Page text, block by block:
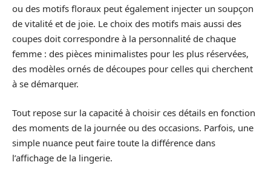
ou des motifs floraux peut également injecter un soupçon
de vitalité et de joie. Le choix des motifs mais aussi des
coupes doit correspondre à la personnalité de chaque
femme : des pièces minimalistes pour les plus réservées,
des modèles ornés de découpes pour celles qui cherchent
à se démarquer.
Tout repose sur la capacité à choisir ces détails en fonction
des moments de la journée ou des occasions. Parfois, une
simple nuance peut faire toute la différence dans
l’affichage de la lingerie.